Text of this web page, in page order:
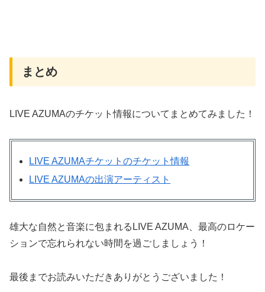
まとめ
LIVE AZUMAのチケット情報についてまとめてみました！
LIVE AZUMAチケットのチケット情報
LIVE AZUMAの出演アーティスト
雄大な自然と音楽に包まれるLIVE AZUMA、最高のロケー
ションで忘れられない時間を過ごしましょう！
最後までお読みいただきありがとうございました！